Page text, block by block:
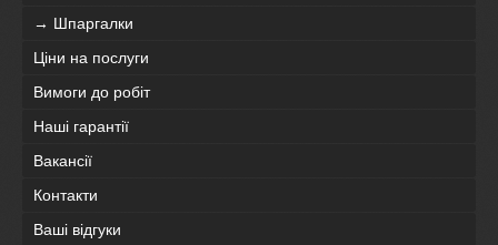
→ Шпаргалки
Ціни на послуги
Вимоги до робіт
Наші гарантії
Вакансії
Контакти
Ваші відгуки